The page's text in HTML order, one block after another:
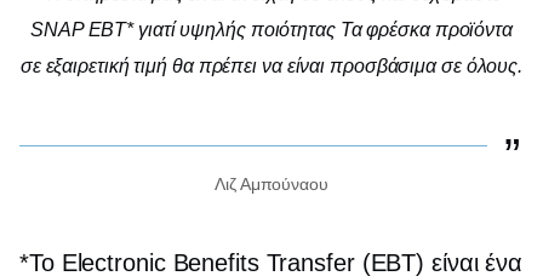
SNAP EBT* γιατίυψηλής ποιότηταςΤα φρέσκα προϊόντα
σε εξαιρετική τιμή θα πρέπει να είναι προσβάσιμα σε όλους.
Λιζ Αμπούναου
*Το Electronic Benefits Transfer (EBT) είναι ένα